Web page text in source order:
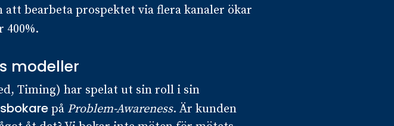
bearbeta prospektet via flera kanaler ökar
400%.
modeller
Timing) har spelat ut sin roll i sin
på Problem-Awareness. Är kunden